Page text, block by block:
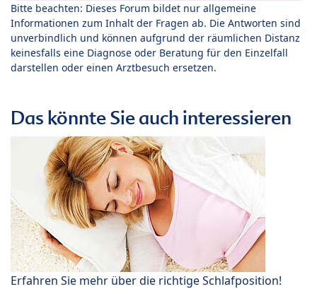
Bitte beachten: Dieses Forum bildet nur allgemeine
Informationen zum Inhalt der Fragen ab. Die Antworten sind
unverbindlich und können aufgrund der räumlichen Distanz
keinesfalls eine Diagnose oder Beratung für den Einzelfall
darstellen oder einen Arztbesuch ersetzen.
Das könnte Sie auch interessieren
Erfahren Sie mehr über die richtige Schlafposition!